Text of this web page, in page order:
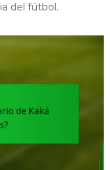
del fútbol.